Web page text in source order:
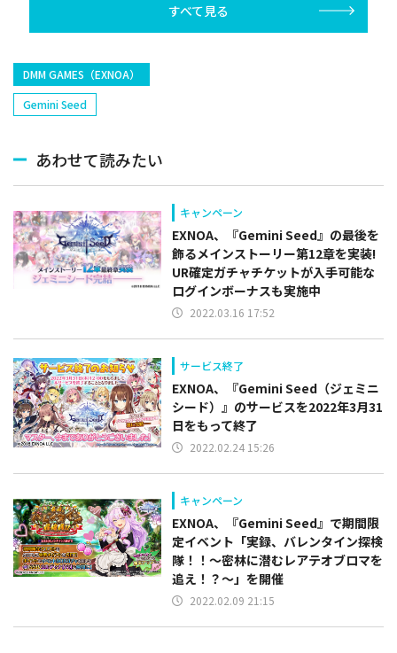
塁手)、持丸泰
捕手)など
すべて見る
DMM GAMES（EXNOA）
Gemini Seed
あわせて読みたい
キャンペーン
EXNOA、『Gemini Seed』の最後を
飾るメインストーリー第12章を実装!
UR確定ガチャチケットが入手可能な
ログインボーナスも実施中
2022.03.16 17:52
サービス終了
EXNOA、『Gemini Seed（ジェミニ
シード）』のサービスを2022年3月31
日をもって終了
2022.02.24 15:26
キャンペーン
EXNOA、『Gemini Seed』で期間限
定イベント「実録、バレンタイン探検
隊！！～密林に潜むレアテオブロマを
追え！？～」を開催
2022.02.09 21:15